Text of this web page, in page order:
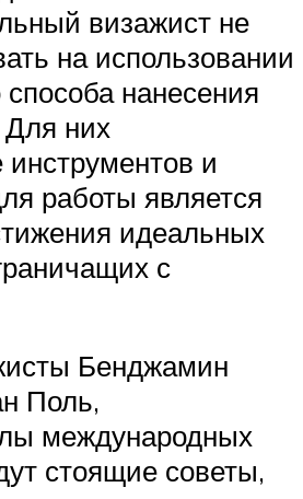
визажист не
на использовании
способа нанесения
Для них
инструментов и
работы является
идеальных
с
Бенджамин
Поль,
международных
стоящие советы,